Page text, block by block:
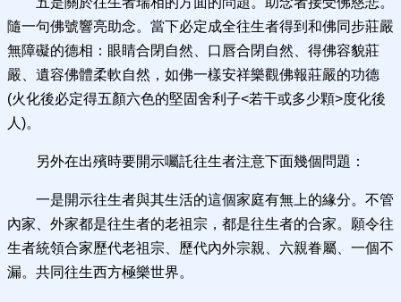
隨一句佛號響亮助念。當下必定成全往生者得到和佛同步莊嚴
無障礙的德相：眼睛合閉自然、口唇合閉自然、得佛容貌莊
嚴、遺容佛體柔軟自然，如佛一樣安祥樂觀佛報莊嚴的功德
(火化後必定得五顏六色的堅固舍利子<若干或多少顆>度化後
人)。
另外在出殯時要開示囑託往生者注意下面幾個問題：
一是開示往生者與其生活的這個家庭有無上的緣分。不管
內家、外家都是往生者的老祖宗，都是往生者的合家。願令往
生者統領合家歷代老祖宗、歷代內外宗親、六親眷屬、一個不
漏。共同往生西方極樂世界。